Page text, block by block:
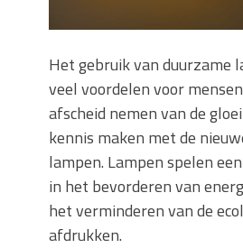
Oma weet raadt bij
natuurlijke oplossingen
Het gebruik van duurzame
veel voordelen voor
afscheid nemen van de
kennis maken met de
lampen. Lampen spelen
in het bevorderen van
het verminderen van de
afdrukken.